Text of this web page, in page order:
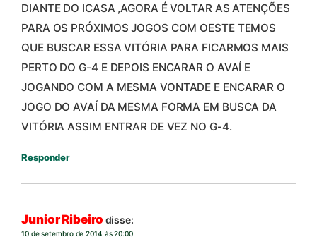
DIANTE DO ICASA ,AGORA É VOLTAR AS ATENÇÕES
PARA OS PRÓXIMOS JOGOS COM OESTE TEMOS
QUE BUSCAR ESSA VITÓRIA PARA FICARMOS MAIS
PERTO DO G-4 E DEPOIS ENCARAR O AVAÍ E
JOGANDO COM A MESMA VONTADE E ENCARAR O
JOGO DO AVAÍ DA MESMA FORMA EM BUSCA DA
VITÓRIA ASSIM ENTRAR DE VEZ NO G-4.
Responder
Junior Ribeiro disse:
10 de setembro de 2014 às 20:00